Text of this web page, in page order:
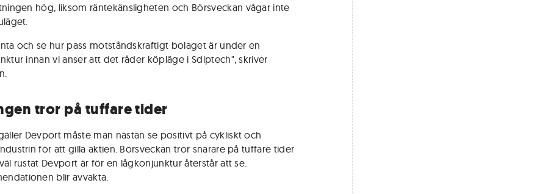
hög, liksom räntekänsligheten och Börsveckan vågar inte
och se hur pass motståndskraftigt bolaget är under en
innan vi anser att det råder köpläge i Sdiptech", skriver
tror på tuffare tider
Devport måste man nästan se positivt på cykliskt och
för att gilla aktien. Börsveckan tror snarare på tuffare tider
rustat Devport är för en lågkonjunktur återstår att se.
blir avvakta.